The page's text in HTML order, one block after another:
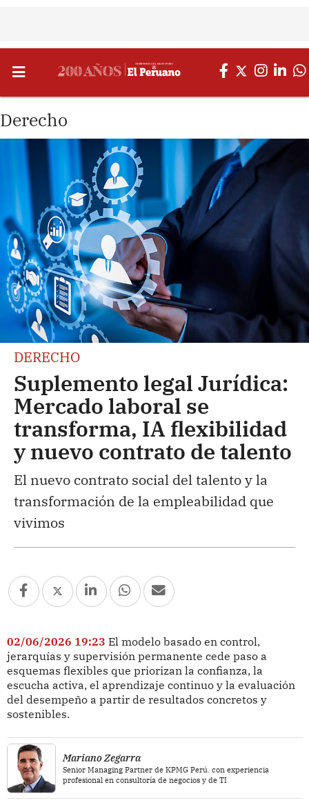
Derecho
DERECHO
Suplemento legal Jurídica:
Mercado laboral se
transforma, IA flexibilidad
y nuevo contrato de talento
El nuevo contrato social del talento y la
transformación de la empleabilidad que
vivimos
02/06/2026 19:23 El modelo basado en control,
jerarquías y supervisión permanente cede paso a
esquemas flexibles que priorizan la confianza, la
escucha activa, el aprendizaje continuo y la evaluación
del desempeño a partir de resultados concretos y
sostenibles.
Mariano Zegarra
Senior Managing Partner de KPMG Perú. con experiencia
profesional en consultoría de negocios y de TI